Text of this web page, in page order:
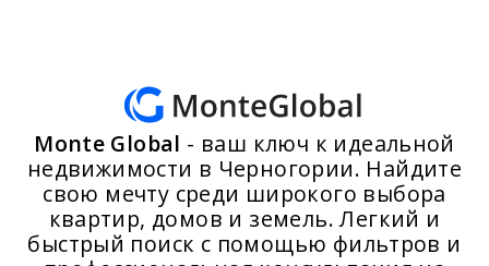
Monte Global - ваш ключ к идеальной
недвижимости в Черногории. Найдите
свою мечту среди широкого выбора
квартир, домов и земель. Легкий и
быстрый поиск с помощью фильтров и